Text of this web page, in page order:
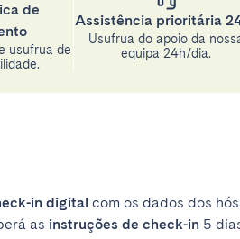
de
usufrua de
Assistência prioritária
Usufrua do apoio da
equipa 24h/dia.
in digital com os dados dos
as instruções de check-in 5